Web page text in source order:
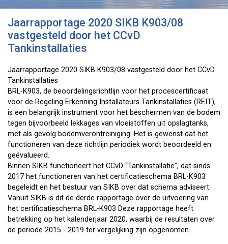
Jaarrapportage 2020 SIKB K903/08
vastgesteld door het CCvD
Tankinstallaties
Jaarrapportage 2020 SIKB K903/08 vastgesteld door het CCvD
Tankinstallaties
BRL-K903, de beoordelingsrichtlijn voor het procescertificaat
voor de Regeling Erkenning Installateurs Tankinstallaties (REIT),
is een belangrijk instrument voor het beschermen van de bodem
tegen bijvoorbeeld lekkages van vloeistoffen uit opslagtanks,
met als gevolg bodemverontreiniging. Het is gewenst dat het
functioneren van deze richtlijn periodiek wordt beoordeeld en
geëvalueerd.
Binnen SIKB functioneert het CCvD “Tankinstallatie”, dat sinds
2017 het functioneren van het certificatieschema BRL-K903
begeleidt en het bestuur van SIKB over dat schema adviseert.
Vanuit SIKB is dit de derde rapportage over de uitvoering van
het certificatieschema BRL-K903 Deze rapportage heeft
betrekking op het kalenderjaar 2020, waarbij de resultaten over
de periode 2015 - 2019 ter vergelijking zijn opgenomen.